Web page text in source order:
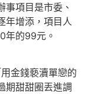
事項目是市委、
年增添，項目人
年的99元。
金錢褻瀆單戀的
期甜甜圈丟進調